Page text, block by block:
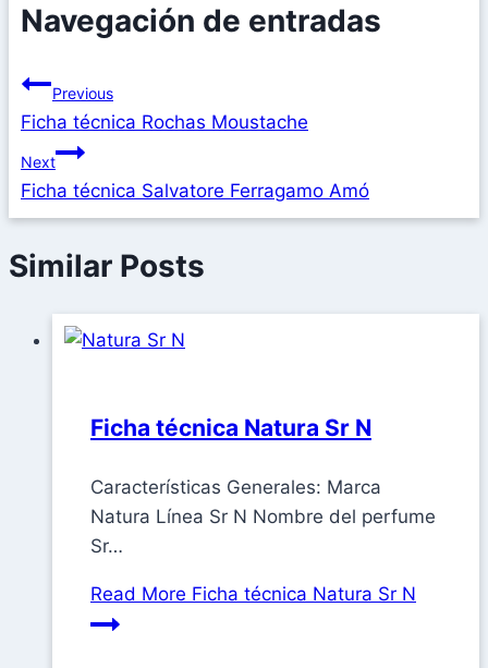
Navegación de entradas
Previous
Ficha técnica Rochas Moustache
Next
Ficha técnica Salvatore Ferragamo Amó
Similar Posts
Ficha técnica Natura Sr N
Características Generales: Marca
Natura Línea Sr N Nombre del perfume
Sr…
Read More Ficha técnica Natura Sr N